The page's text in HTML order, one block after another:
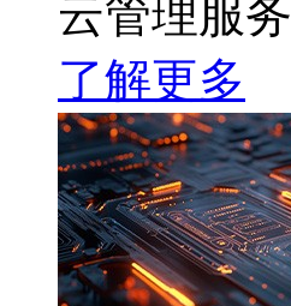
云管理服务
了解更多